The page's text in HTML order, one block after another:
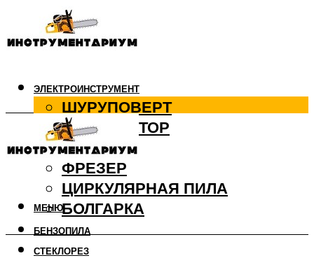
ЭЛЕКТРОИНСТРУМЕНТ
ШУРУПОВЕРТ
ПЕРФОРАТОР
ДРЕЛЬ
ФРЕЗЕР
ЦИРКУЛЯРНАЯ ПИЛА
БОЛГАРКА
БЕНЗОПИЛА
СТЕКЛОРЕЗ
МЕНЮ